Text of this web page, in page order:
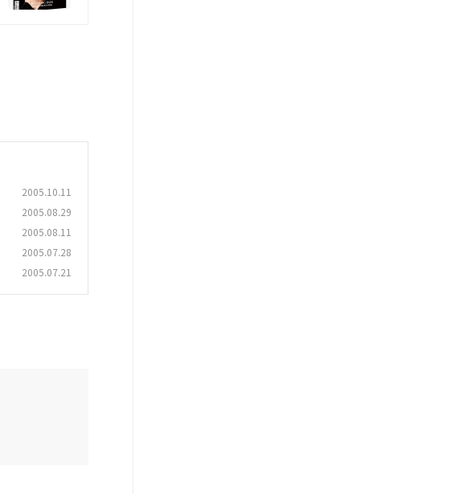
2005.10.11
2005.08.29
2005.08.11
2005.07.28
2005.07.21